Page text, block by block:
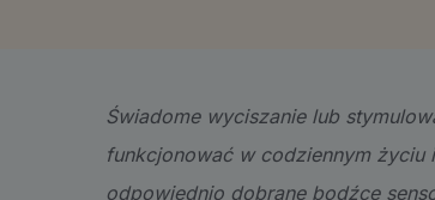
Świadome wyciszanie lub
funkcjonować w codziennym
odpowiednio dobrane bodźce